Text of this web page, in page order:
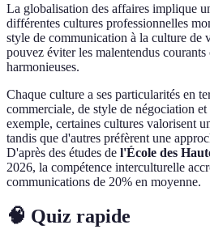
La globalisation des affaires implique
différentes cultures professionnelles
style de communication à la culture de
pouvez éviter les malentendus
harmonieuses.
Chaque culture a ses particularités en
commerciale, de style de négociation
exemple, certaines cultures valorisent
tandis que d'autres préfèrent une
D'après des études de l'École des
2026, la compétence interculturelle
communications de 20% en moyenne.
🧠 Quiz rapide